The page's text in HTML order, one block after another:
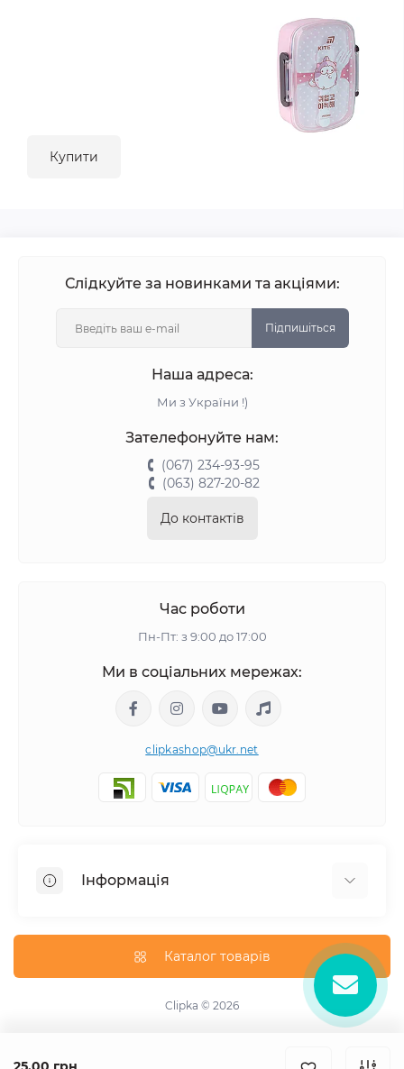
Купити
Слідкуйте за новинками та акціями:
Підпишіться
Наша адреса:
Ми з України !)
Зателефонуйте нам:
(067) 234-93-95
(063) 827-20-82
До контактів
Час роботи
Пн-Пт: з 9:00 до 17:00
Ми в соціальних мережах:
clipkashop@ukr.net
Інформація
Контакти
Каталог товарів
Clipka © 2026